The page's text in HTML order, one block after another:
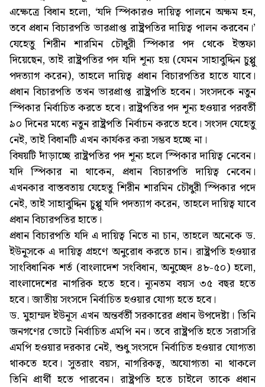
এক্ষেত্রে বিধান হলো, ‘যদি স্পিকারও দায়িত্ব পালনে অক্ষম হন,
তবে প্রধান বিচারপতি ভারপ্রাপ্ত রাষ্ট্রপতির দায়িত্ব পালন করবেন।’
যেহেতু শিরীন শারমিন চৌধুরী স্পিকার পদ থেকে ইস্তফা
দিয়েছেন, তাই রাষ্ট্রপতির পদ যদি শূন্য হয় (যেমন সাহাবুদ্দিন চুপ্পু
পদত্যাগ করেন), তাহলে দায়িত্ব প্রধান বিচারপতির হাতে যাবে।
প্রধান বিচারপতি তখন ভারপ্রাপ্ত রাষ্ট্রপতি হবেন। সংসদকে নতুন
স্পিকার নির্বাচিত করতে হবে। রাষ্ট্রপতির পদ শূন্য হওয়ার পরবর্তী
৯০ দিনের মধ্যে নতুন রাষ্ট্রপতি নির্বাচন করতে হবে। সংসদ যেহেতু
নেই, তাই বিধানটি এখন কার্যকর করা সম্ভব হচ্ছে না।
বিষয়টি দাঁড়াচ্ছে রাষ্ট্রপতির পদ শূন্য হলে স্পিকার দায়িত্ব নেবেন।
যদি স্পিকার না থাকেন, প্রধান বিচারপতি দায়িত্ব নেবেন।
এখনকার বাস্তবতায় যেহেতু শিরীন শারমিন চৌধুরী স্পিকার পদে
নেই, তাই সাহাবুদ্দিন চুপ্পু যদি পদত্যাগ করেন, তাহলে দায়িত্ব যাবে
প্রধান বিচারপতির হাতে।
প্রধান বিচারপতি যদি এ দায়িত্ব নিতে না চান, তাহলে অনেকে ড.
ইউনূূসকে এ দায়িত্ব গ্রহণে অনুরোধ করতে চান। রাষ্ট্রপতি হওয়ার
সাংবিধানিক শর্ত (বাংলাদেশ সংবিধান, অনুচ্ছেদ ৪৮-৫০) হলো,
বাংলাদেশের নাগরিক হতে হবে। ন্যূনতম বয়স ৩৫ বছর হতে
হবে। জাতীয় সংসদে নির্বাচিত হওয়ার যোগ্য হতে হবে।
ড. মুহাম্মদ ইউনূস এখন অন্তর্বর্তী সরকারের প্রধান উপদেষ্টা। তিনি
জনগণের ভোটে নির্বাচিত এমপি নন। তবে রাষ্ট্রপতি হতে সরাসরি
এমপি হওয়ার দরকার নেই, শুধু সংসদে নির্বাচিত হওয়ার যোগ্যতা
থাকতে হবে। সুতরাং বয়স, নাগরিকত্ব, অযোগ্যতা না থাকলে
তিনি প্রার্থী হতে পারবেন। রাষ্ট্রপতি হতে চাইলে তাকে প্রধান